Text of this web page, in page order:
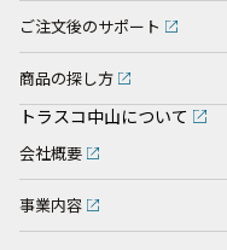
ご注文後のサポート
商品の探し方
トラスコ中山について
会社概要
事業内容